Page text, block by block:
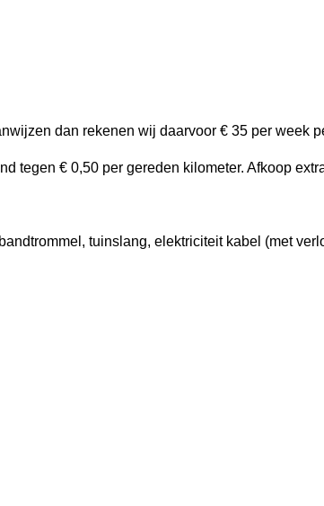
dan rekenen wij daarvoor € 35 per week
tegen € 0,50 per gereden kilometer. Afkoop
tuinslang, elektriciteit kabel (met